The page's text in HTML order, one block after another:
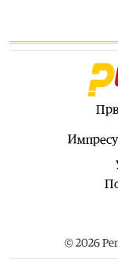
донесен пациент
Тројца
Нема обвинение
08.08.2026
Украина за да
„Фајненшл
премин низ
© 2026